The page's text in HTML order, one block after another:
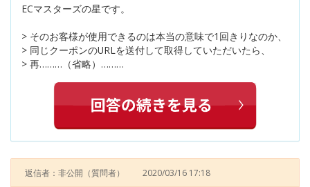
ECマスターズの星です。
> そのお客様が使用できるのは本当の意味で1回きりなのか、
> 同じクーポンのURLを送付して取得していただいたら、
> 再………（省略）………
返信者：非公開 （質問者） 2020/03/16 17:18